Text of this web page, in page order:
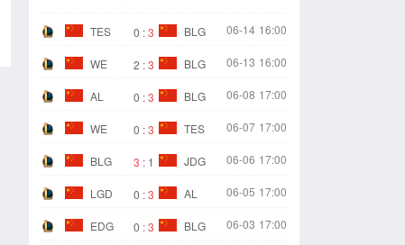
TES 0 :3 BLG 06-14 16:00
WE 2 :3 BLG 06-13 16:00
AL 0 :3 BLG 06-08 17:00
WE 0 :3 TES 06-07 17:00
BLG 3 : 1 JDG 06-06 17:00
LGD 0 :3 AL 06-05 17:00
EDG 0 :3 BLG 06-03 17:00